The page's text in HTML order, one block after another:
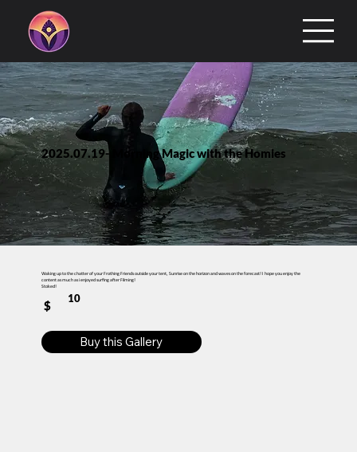
2025.07.19- Morning Magic with the Homies
Waking up to the chatter of your Frothing Friends outside your tent, Sunrise on the horizon and waves on the forecast! I hope you enjoy the
content as much as i enjoyed surfing after Filming!
Stoked!
$
10
Buy this Gallery